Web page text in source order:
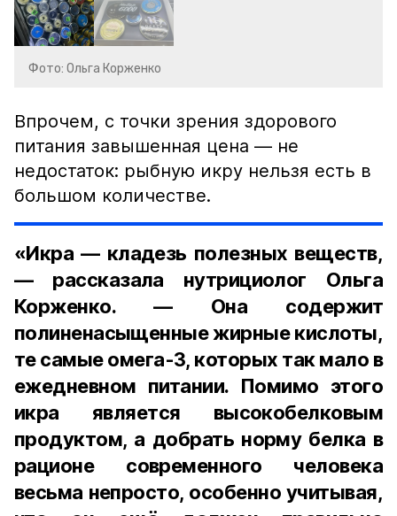
Фото: Ольга Корженко
Впрочем, с точки зрения здорового
питания завышенная цена — не
недостаток: рыбную икру нельзя есть в
большом количестве.
«Икра — кладезь полезных веществ,
— рассказала нутрициолог Ольга
Корженко. — Она содержит
полиненасыщенные жирные кислоты,
те самые омега-3, которых так мало в
ежедневном питании. Помимо этого
икра является высокобелковым
продуктом, а добрать норму белка в
рационе современного человека
весьма непросто, особенно учитывая,